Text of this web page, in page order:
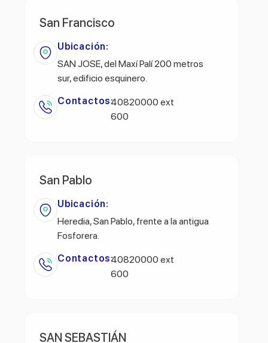
San Francisco
Ubicación:
SAN JOSE, del Maxí Palí 200 metros
sur, edificio esquinero.
Contactos:40820000 ext
600
San Pablo
Ubicación:
Heredia, San Pablo, frente a la antigua
Fosforera.
Contactos:40820000 ext
600
SAN SEBASTIÁN